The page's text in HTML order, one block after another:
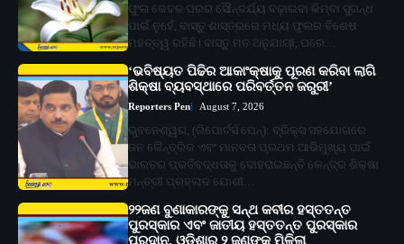
ଫୁଲ କେବଳ ଘରର ସୌନ୍ଦର୍ଯ୍ୟ ବଢ଼ାଇବା କିମ୍ବା ସୁଗନ୍ଧ
ପାଇଁ ନୁହେଁ, ବାସ୍ତୁ ଶାସ୍ତ୍ରରେ ମଧ୍ୟ ଫୁଲର ବିଶେଷ
ମହତ୍ତ୍ୱ ରହିଛି। ବାସ୍ତୁ ମତ ଅନୁଯାୟୀ, ଘରେ…
‘ଭବିଷ୍ୟତ ପିଢିର ଆକାଂକ୍ଷାକୁ ପୂରଣ କରିବା ଲାଗି
ଶିକ୍ଷା ବ୍ୟବସ୍ଥାରେ ପରିବର୍ତ୍ତନ ଜରୁରୀ’
Reporters Pen August 7, 2026
ଭୁବନେଶ୍ୱର, (ରିପୋର୍ଟର୍ସ ପେନ୍‌): ବ୍ରିକ୍ସ ସହଯୋଗରେ
ଜନ କୈନ୍ଦ୍ରିକ ଏବଂ ମାନବତା ପ୍ରଥମ ଆଭିମୁଖ୍ୟ ପାଇଁ
ଭାରତର ପ୍ରତିବଦ୍ଧତାକୁ ଦୋହରାଇଛନ୍ତି କେନ୍ଦ୍ର ଶିକ୍ଷା
ମନ୍ତ୍ରୀ ପ୍ରହ୍ଲାଦ ଯୋଶୀ…
୨୨ଜଣ ବୁଣାକାରଙ୍କୁ ସନ୍ଥ କବୀର ହସ୍ତତନ୍ତ
ପୁରସ୍କାର ଏବଂ ଜାତୀୟ ହସ୍ତତନ୍ତ ପୁରସ୍କାର
ପ୍ରଦାନ, ଓଡ଼ିଶାରୁ ୨ ଜଣଙ୍କୁ ମିଳିଲା